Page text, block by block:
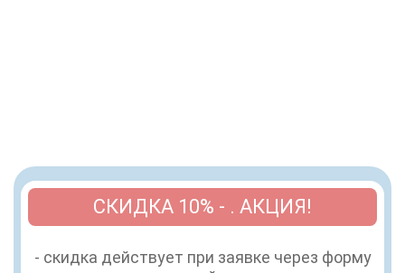
СКИДКА 10% - . АКЦИЯ!
- скидка действует при заявке через форму